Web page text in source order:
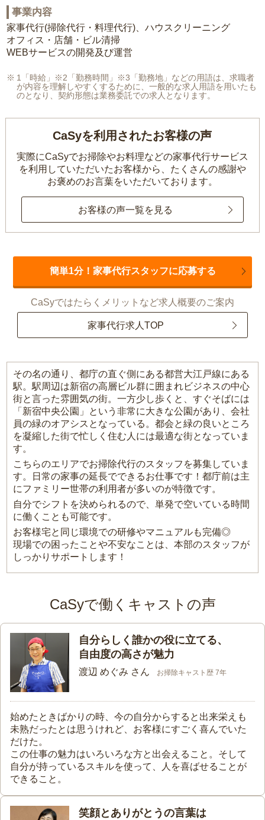
事業内容
家事代行(掃除代行・料理代行)、ハウスクリーニング
オフィス・店舗・ビル清掃
WEBサービスの開発及び運営
1「時給」※2「勤務時間」※3「勤務地」などの用語は、求職者
が内容を理解しやすくするために、一般的な求人用語を用いたも
のとなり、契約形態は業務委託での求人となります。
CaSyを利用されたお客様の声
実際にCaSyでお掃除やお料理などの家事代行サービス
を利用していただいたお客様から、 たくさんの感謝や
お褒めのお言葉をいただいております。
お客様の声一覧を見る
簡単1分！家事代行スタッフに応募する
CaSyではたらくメリットなど求人概要のご案内
家事代行求人TOP
その名の通り、都庁の直ぐ側にある都営大江戸線にある
駅。駅周辺は新宿の高層ビル群に囲まれビジネスの中心
街と言った雰囲気の街。一方少し歩くと、すぐそばには
「新宿中央公園」という非常に大きな公園があり、会社
員の緑のオアシスとなっている。都会と緑の良いところ
を凝縮した街で忙しく住む人には最適な街となっていま
す。
こちらのエリアでお掃除代行のスタッフを募集していま
す。日常の家事の延長でできるお仕事です！都庁前は主
にファミリー世帯の利用者が多いのが特徴です。
自分でシフトを決められるので、単発で空いている時間
に働くことも可能です。
お客様宅と同じ環境での研修やマニュアルも完備◎
現場での困ったことや不安なことは、本部のスタッフが
しっかりサポートします！
CaSyで働くキャストの声
自分らしく誰かの役に立てる、
自由度の高さが魅力
渡辺 めぐみ さん お掃除キャスト歴 7年
始めたときばかりの時、今の自分からすると出来栄えも
未熟だったとは思うけれど、お客様にすごく喜んでいた
だけた。
この仕事の魅力はいろいろな方と出会えること。そして
自分が持っているスキルを使って、人を喜ばせることが
できること。
笑顔とありがとうの言葉は